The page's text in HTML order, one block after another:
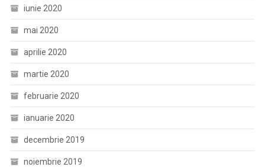
iunie 2020
mai 2020
aprilie 2020
martie 2020
februarie 2020
ianuarie 2020
decembrie 2019
noiembrie 2019